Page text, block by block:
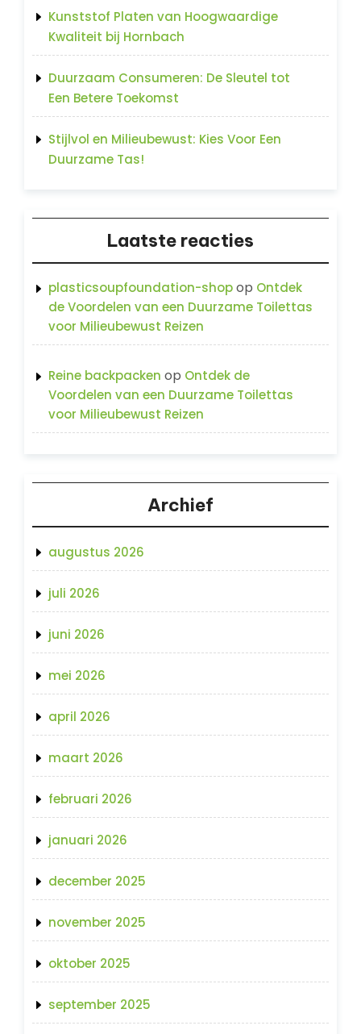
Kunststof Platen van Hoogwaardige
Kwaliteit bij Hornbach
Duurzaam Consumeren: De Sleutel tot
Een Betere Toekomst
Stijlvol en Milieubewust: Kies Voor Een
Duurzame Tas!
Laatste reacties
plasticsoupfoundation-shopop Ontdek
de Voordelen van een Duurzame Toilettas
voor Milieubewust Reizen
Reine backpacken op Ontdek de
Voordelen van een Duurzame Toilettas
voor Milieubewust Reizen
Archief
augustus 2026
juli 2026
juni 2026
mei 2026
april 2026
maart 2026
februari 2026
januari 2026
december 2025
november 2025
oktober 2025
september 2025